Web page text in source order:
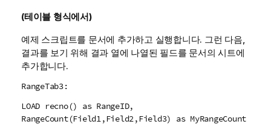
(테이블 형식에서)
예제 스크립트를 문서에 추가하고 실행합니다. 그런 다음,
결과를 보기 위해 결과 열에 나열된 필드를 문서의 시트에
추가합니다.
RangeTab3:
LOAD recno() as RangeID,
RangeCount(Field1,Field2,Field3) as MyRangeCount